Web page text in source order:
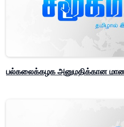
பல்கலைக்கழக அனுமதிக்கான